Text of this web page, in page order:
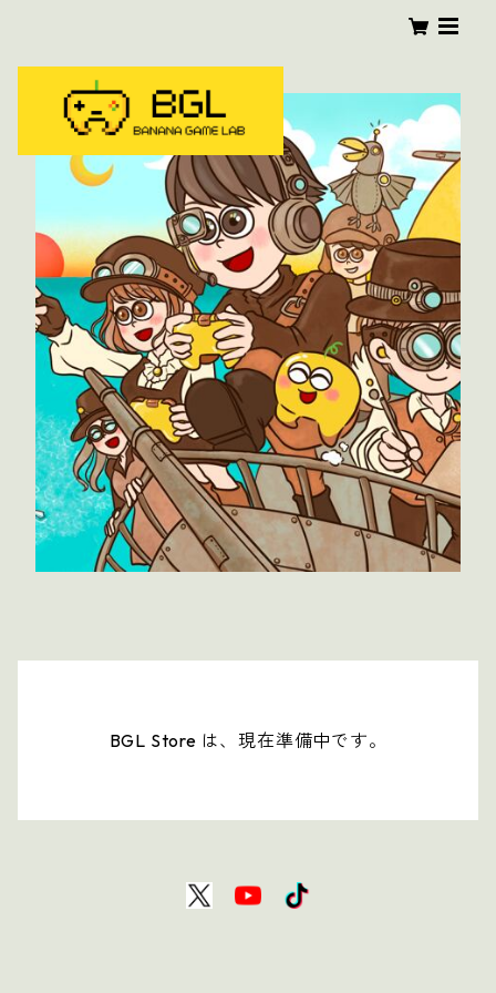
BGL Store は、現在準備中です。